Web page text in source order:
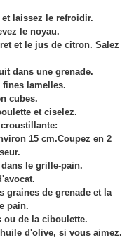
laissez le refroidir.
le noyau.
et le jus de citron. Salez
dans une grenade.
fines lamelles.
cubes.
et ciselez.
15 cm.Coupez en 2
le grille-pain.
graines de grenade et la
pain.
ou de la ciboulette.
d'olive, si vous aimez.